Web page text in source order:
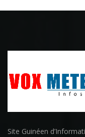
Site Guinéen